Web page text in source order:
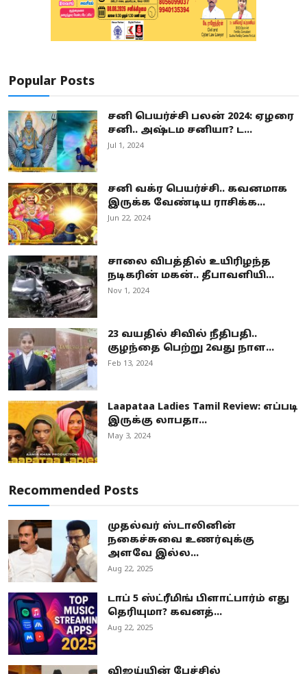
Popular Posts
சனி பெயர்ச்சி பலன் 2024: ஏழரை
சனி.. அஷ்டம சனியா? ட...
Jul 1, 2024
சனி வக்ர பெயர்ச்சி.. கவனமாக
இருக்க வேண்டிய ராசிக்க...
Jun 22, 2024
சாலை விபத்தில் உயிரிழந்த
நடிகரின் மகன்.. தீபாவளியி...
Nov 1, 2024
23 வயதில் சிவில் நீதிபதி..
குழந்தை பெற்று 2வது நாள...
Feb 13, 2024
Laapataa Ladies Tamil Review: எப்படி
இருக்கு லாபதா...
May 3, 2024
Recommended Posts
முதல்வர் ஸ்டாலினின்
நகைச்சுவை உணர்வுக்கு
அளவே இல்ல...
Aug 22, 2025
டாப் 5 ஸ்ட்ரீமிங் பிளாட்பார்ம் எது
தெரியுமா? கவனத்...
Aug 22, 2025